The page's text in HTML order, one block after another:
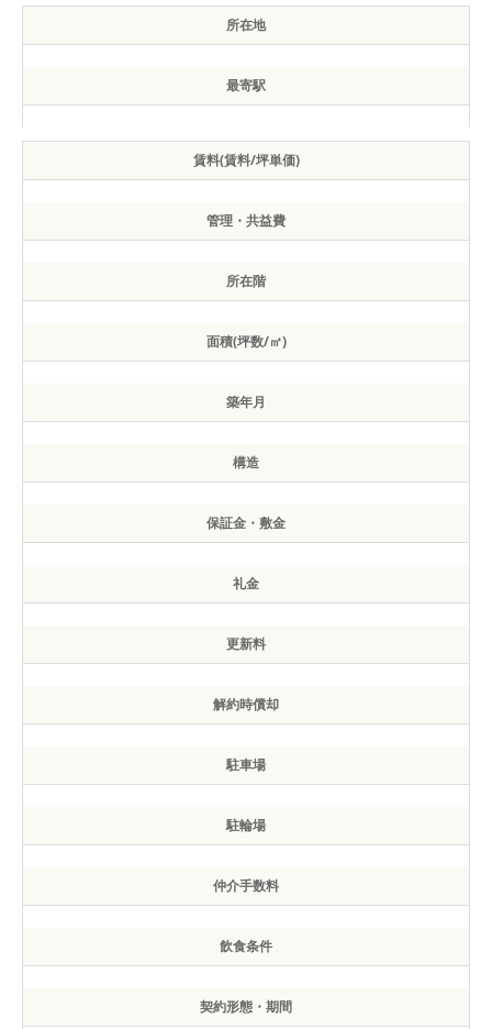
所在地
最寄駅
賃料(賃料/坪単価)
管理・共益費
所在階
面積(坪数/㎡)
築年月
構造
保証金・敷金
礼金
更新料
解約時償却
駐車場
駐輪場
仲介手数料
飲食条件
契約形態・期間